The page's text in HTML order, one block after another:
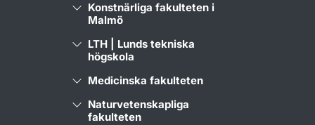
Konstnärliga fakulteten i
Malmö
LTH | Lunds tekniska
högskola
Medicinska fakulteten
Naturvetenskapliga
fakulteten